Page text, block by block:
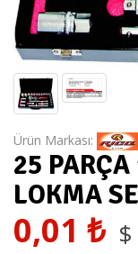
Ürün Markası:
25
LOKMA
0,01 ₺ $